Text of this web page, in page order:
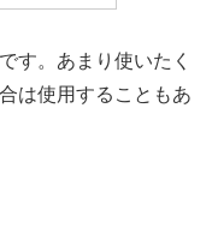
です。あまり使いたく
は使用することもあ